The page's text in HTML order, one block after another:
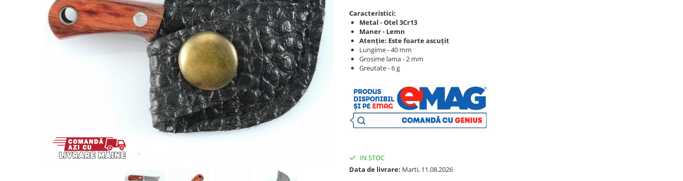
Caracteristici:
Metal - Otel 3Cr13
Maner - Lemn
Atenție: Este foarte ascuțit
Lungime - 40 mm
Grosime lama - 2 mm
Greutate - 6 g​ ​​​​
IN STOC
Data de livrare: Marti, 11.08.2026